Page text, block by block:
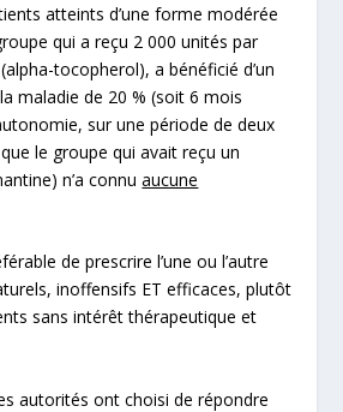
atteints d’une forme modérée
qui a reçu 2 000 unités par
tocopherol), a bénéficié d’un
maladie de 20 % (soit 6 mois
sur une période de deux
le groupe qui avait reçu un
n’a connuaucune
de prescrire l’une ou l’autre
inoffensifs ET efficaces, plutôt
sans intérêt thérapeutique et
autorités ont choisi de répondre